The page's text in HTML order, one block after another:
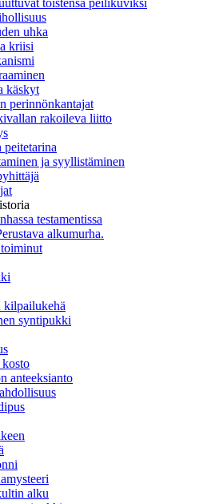
toistensa peilikuviksi
uhka
kriisi
käskyt
perinnönkantajat
rakoileva liitto
ja syyllistäminen
testamentissa
alkumurha.
kilpailukehä
syntipukki
anteeksianto
alku